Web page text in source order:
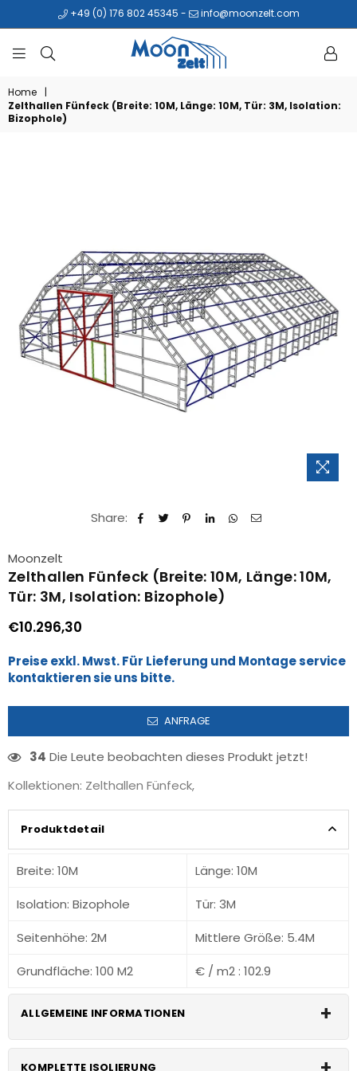
+49 (0) 176 802 45345 - info@moonzelt.com
MOONZELT
Home
|
Zelthallen Fünfeck (Breite: 10M, Länge: 10M, Tür: 3M, Isolation:
Bizophole)
Share:
Moonzelt
Zelthallen Fünfeck (Breite: 10M, Länge: 10M,
Tür: 3M, Isolation: Bizophole)
Normaler
Preis
€10.296,30
Preise exkl. Mwst. Für Lieferung und Montage service
kontaktieren sie uns bitte.
ANFRAGE
34 Die Leute beobachten dieses Produkt jetzt!
Kollektionen: Zelthallen Fünfeck,
Produktdetail
Breite: 10M
Länge: 10M
Isolation: Bizophole
Tür: 3M
Seitenhöhe: 2M
Mittlere Größe: 5.4M
Grundfläche: 100 M2
€ / m2 : 102.9
ALLGEMEINE INFORMATIONEN
KlickenSie für Isolierungsdetails
KOMPLETTE ISOLIERUNG